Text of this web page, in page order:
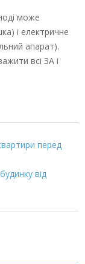
може
і електричне
апарат).
всі ЗА і
перед
від